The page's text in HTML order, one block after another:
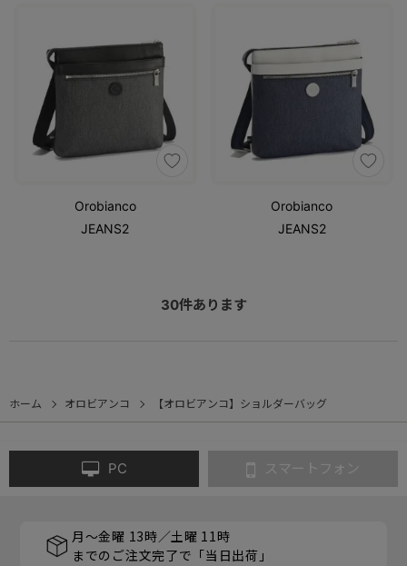
Orobianco
JEANS2
Orobianco
JEANS2
30件あります
ホーム オロビアンコ 【オロビアンコ】ショルダーバッグ
PC スマートフォン
月～金曜 13時／土曜 11時
までのご注文完了で「当日出荷」